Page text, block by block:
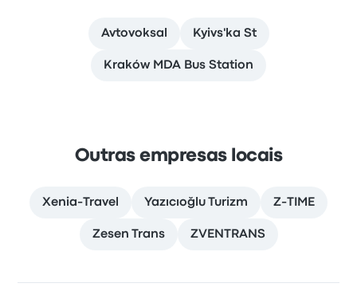
Avtovoksal Kyivs'ka St
Kraków MDA Bus Station
Outras empresas locais
Xenia-Travel Yazıcıoğlu Turizm Z-TIME
Zesen Trans ZVENTRANS